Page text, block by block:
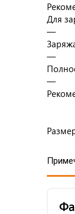
Для
—
—
—